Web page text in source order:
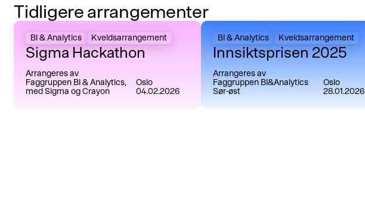
Tidligere arrangementer
BI & Analytics Kveldsarrangement
Sigma Hackathon
Arrangeres av
Faggruppen BI & Analytics,
med Sigma og Crayon
Oslo
04.02.2026
Sigma Hackathon
BI & Analytics Kveldsarrangement
Innsiktsprisen 2025
Arrangeres av
Faggruppen BI&Analytics
Sør-øst
Oslo
28.01.2026
Innsiktsprisen 2025